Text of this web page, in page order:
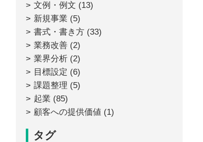
文例・例文 (13)
新規事業 (5)
書式・書き方 (33)
業務改善 (2)
業界分析 (2)
目標設定 (6)
課題整理 (5)
起業 (85)
顧客への提供価値 (1)
タグ